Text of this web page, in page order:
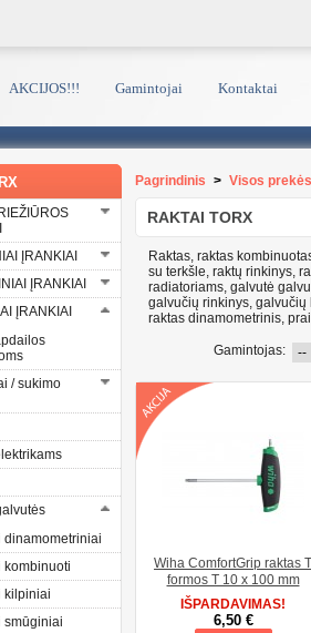
AKCIJOS!!! Gamintojai Kontaktai
ĮRANKIAI
ĮRANKIAI
ĮRANKIAI
/ sukimo
dinamometriniai
kombinuoti
kilpiniai
smūginiai
Pagrindinis > Visos prekės
RAKTAI TORX
Raktas, raktas
su terkšle, raktų rinkinys,
radiatoriams, galvutė
galvučių rinkinys, galvučių
raktas dinamometrinis,
Gamintojas:
Wiha ComfortGrip raktas T
formos T 10 x 100 mm
IŠPARDAVIMAS!
6,50 €